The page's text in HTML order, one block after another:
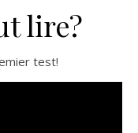
lire?
test!